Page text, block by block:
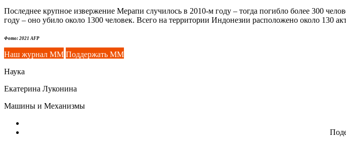
Последнее крупное извержение Мерапи случилось в 2010-м году – тогда погибло более 300
году – оно убило около 1300 человек. Всего на территории Индонезии расположено около 130
Фото: 2021 AFP
Наш журнал ММ Поддержать ММ
Наука
Екатерина Луконина
Машины и Механизмы